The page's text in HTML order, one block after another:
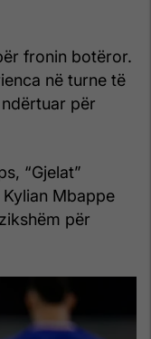
fronin botëror.
në turne të
për
“Gjelat”
Mbappe
për